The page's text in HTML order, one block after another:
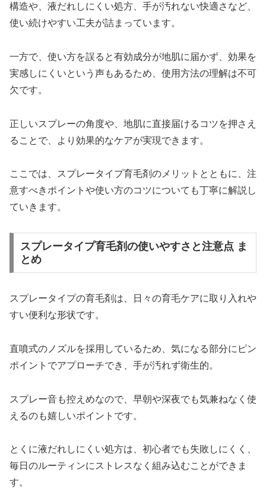
構造や、液だれしにくい処方、手が汚れない快適さなど、
使い続けやすい工夫が詰まっています。
一方で、使い方を誤ると有効成分が地肌に届かず、効果を
実感しにくいという声もあるため、使用方法の理解は不可
欠です。
正しいスプレーの角度や、地肌に直接届けるコツを押さえ
ることで、より効果的なケアが実現できます。
ここでは、スプレータイプ育毛剤のメリットとともに、注
意すべきポイントや使い方のコツについても丁寧に解説し
ていきます。
スプレータイプ育毛剤の使いやすさと注意点 ま
とめ
スプレータイプの育毛剤は、日々の育毛ケアに取り入れや
すい便利な形状です。
直噴式のノズルを採用しているため、気になる部分にピン
ポイントでアプローチでき、手が汚れず衛生的。
スプレー音も控えめなので、早朝や深夜でも気兼ねなく使
えるのも嬉しいポイントです。
とくに液だれしにくい処方は、初心者でも失敗しにくく、
毎日のルーティンにストレスなく組み込むことができま
す。